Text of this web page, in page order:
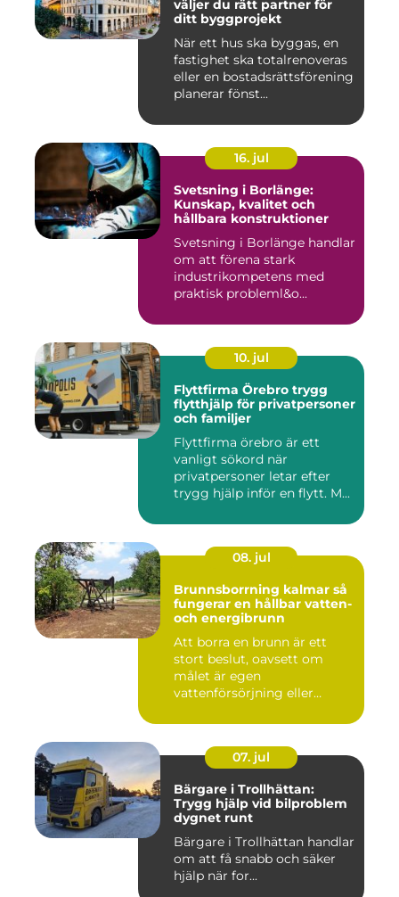
väljer du rätt partner för
ditt byggprojekt
När ett hus ska byggas, en
fastighet ska totalrenoveras
eller en bostadsrättsförening
planerar fönst...
16. jul
Svetsning i Borlänge:
Kunskap, kvalitet och
hållbara konstruktioner
Svetsning i Borlänge handlar
om att förena stark
industrikompetens med
praktisk probleml&o...
10. jul
Flyttfirma Örebro trygg
flytthjälp för privatpersoner
och familjer
Flyttfirma örebro är ett
vanligt sökord när
privatpersoner letar efter
trygg hjälp inför en flytt. M...
08. jul
Brunnsborrning kalmar så
fungerar en hållbar vatten-
och energibrunn
Att borra en brunn är ett
stort beslut, oavsett om
målet är egen
vattenförsörjning eller
07. jul
Bärgare i Trollhättan:
Trygg hjälp vid bilproblem
dygnet runt
Bärgare i Trollhättan handlar
om att få snabb och säker
hjälp när for...